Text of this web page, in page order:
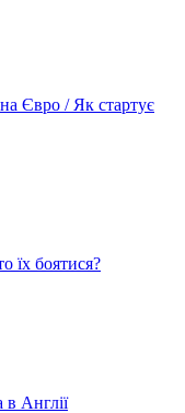
Євро / Як стартує
їх боятися?
Англії